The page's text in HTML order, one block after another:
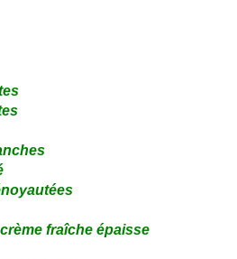
fraîche épaisse